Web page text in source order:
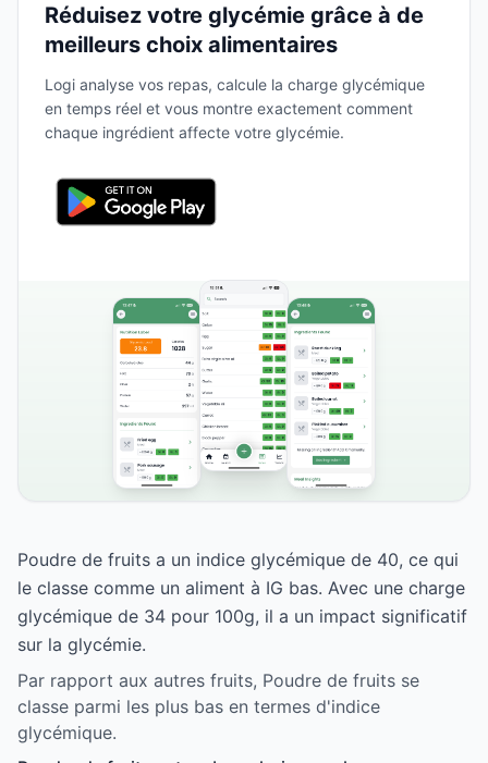
Réduisez votre glycémie grâce à de
meilleurs choix alimentaires
Logi analyse vos repas, calcule la charge glycémique
en temps réel et vous montre exactement comment
chaque ingrédient affecte votre glycémie.
Poudre de fruits a un indice glycémique de 40, ce qui
le classe comme un aliment à IG bas. Avec une charge
glycémique de 34 pour 100g, il a un impact significatif
sur la glycémie.
Par rapport aux autres fruits, Poudre de fruits se
classe parmi les plus bas en termes d'indice
glycémique.